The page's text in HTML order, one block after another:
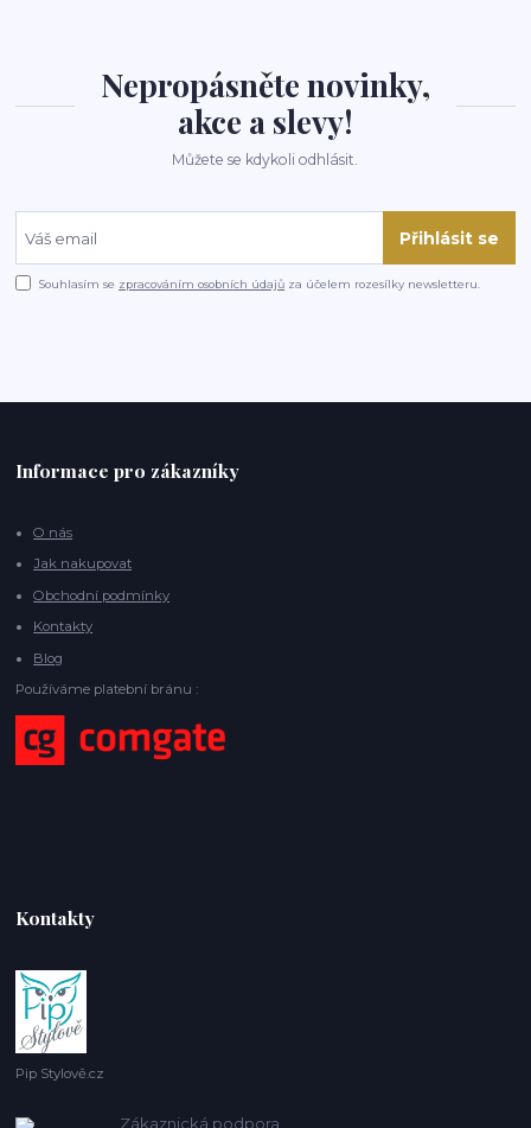
Nepropásněte novinky,
akce a slevy!
Můžete se kdykoli odhlásit.
Přihlásit se
Souhlasím se zpracováním osobních údajů za účelem rozesílky newsletteru.
Informace pro zákazníky
O nás
Jak nakupovat
Obchodní podmínky
Kontakty
Blog
Používáme platební bránu :
Kontakty
Pip Stylově.cz
Zákaznická podpora